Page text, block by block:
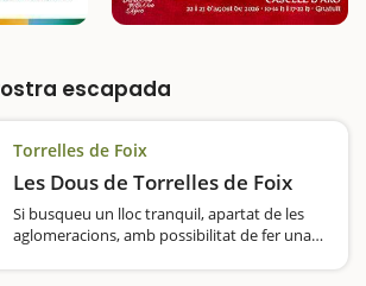
escapada
Torrelles de Foix
Les Dous de Torrelles de Foix
Si busqueu un lloc tranquil, apartat de les
aglomeracions, amb possibilitat de fer una